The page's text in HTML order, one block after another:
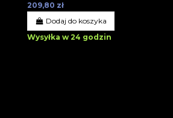
209,80 zł
Dodaj do koszyka
Wysyłka w 24 godzin